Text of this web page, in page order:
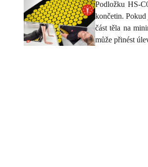
Podložku HS-
končetin.
část těla na
může přinést